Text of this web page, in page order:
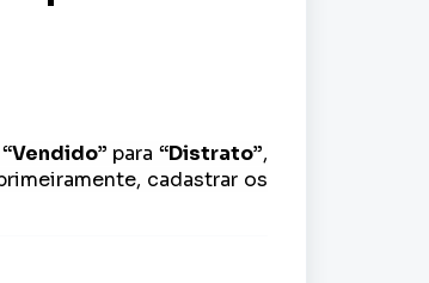
“Vendido” para“Distrato”,
cadastrar os